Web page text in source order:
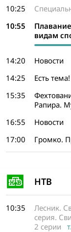
10:25
10:55
видам
14:20
Новости
14:25
Есть
15:35
Рапира.
16:55
Новости
17:00
Громко.
НТВ
10:35
Лесник.
серия.
2 серии